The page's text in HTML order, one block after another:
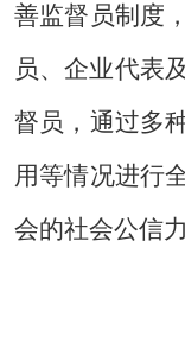
善监督员制度
员、企业代表
督员，通过多
用等情况进行
会的社会公信力